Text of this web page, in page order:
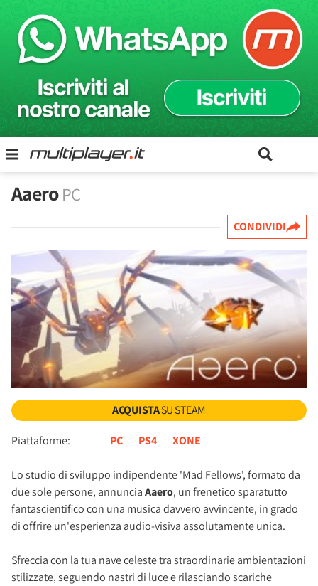
AaeroPC
CONDIVIDI
ACQUISTASU STEAM
Piattaforme: PC PS4 XONE
Lo studio di sviluppo indipendente 'Mad Fellows', formato da
due sole persone, annunciaAaero, un frenetico sparatutto
fantascientifico con una musica davvero avvincente, in grado
di offrire un'esperienza audio-visiva assolutamente unica.
Sfreccia con la tua nave celeste tra straordinarie ambientazioni
stilizzate, seguendo nastri di luce e rilasciando scariche